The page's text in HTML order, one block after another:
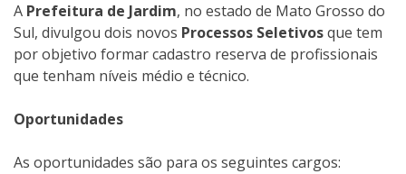
A Prefeitura de Jardim, no estado de Mato Grosso do
Sul, divulgou dois novos Processos Seletivosque tem
por objetivo formar cadastro reserva de profissionais
que tenham níveis médio e técnico.
Oportunidades
As oportunidades são para os seguintes cargos: